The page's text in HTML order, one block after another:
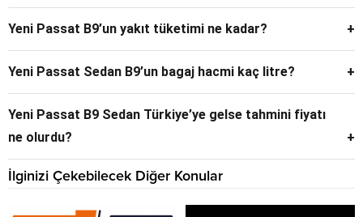
1.5 TSI versiyonu 0-100 km/s’yi 9.5 saniyede, 2.0 TSI
versiyonu ise 7.6 saniyede tamamlıyor.
Yeni Passat B9’un yakıt tüketimi ne kadar?
300 TSI için ortalama 5.9 litre, 380 TSI için 6.8 litre.
Yeni Passat Sedan B9’un bagaj hacmi kaç litre?
506 litre
Yeni Passat B9 Sedan Türkiye’ye gelse tahmini fiyatı
ne olurdu?
Vergiler dahil tahmini başlangıç fiyatı 3 milyon TL, üst motor
seçeneğinde 6 milyon TL civarında olurdu.
İlginizi Çekebilecek Diğer Konular